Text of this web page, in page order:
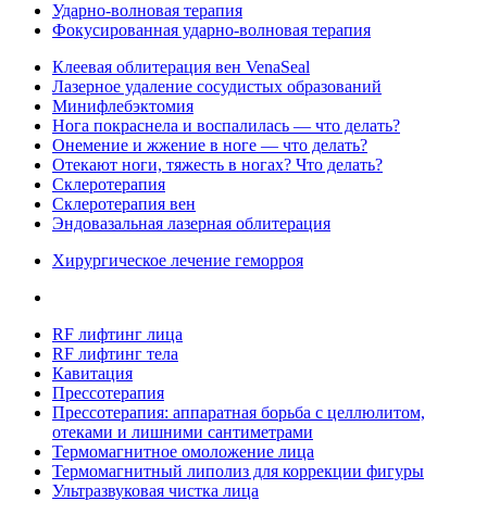
Ударно-волновая терапия
Фокусированная ударно-волновая терапия
Клеевая облитерация вен VenaSeal
Лазерное удаление сосудистых образований
Минифлебэктомия
Нога покраснела и воспалилась — что делать?
Онемение и жжение в ноге — что делать?
Отекают ноги, тяжесть в ногах? Что делать?
Склеротерапия
Склеротерапия вен
Эндовазальная лазерная облитерация
Хирургическое лечение геморроя
RF лифтинг лица
RF лифтинг тела
Кавитация
Прессотерапия
Прессотерапия: аппаратная борьба с целлюлитом,
отеками и лишними сантиметрами
Термомагнитное омоложение лица
Термомагнитный липолиз для коррекции фигуры
Ультразвуковая чистка лица